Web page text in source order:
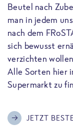
Beutel nach
man in jedem
nach dem
sich bewusst
verzichten
Alle Sorten hier
Supermarkt zu
JETZT